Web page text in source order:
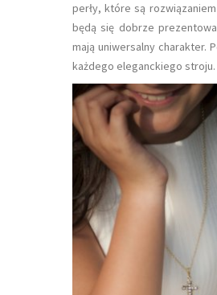
perły, które są
będą się dobrze
mają uniwersalny charakter.
każdego eleganckiego stroju.